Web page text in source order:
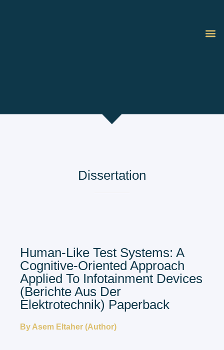
Dissertation
Human-Like Test Systems: A
Cognitive-Oriented Approach
Applied To Infotainment Devices
(Berichte Aus Der
Elektrotechnik) Paperback
By Asem Eltaher (Author)